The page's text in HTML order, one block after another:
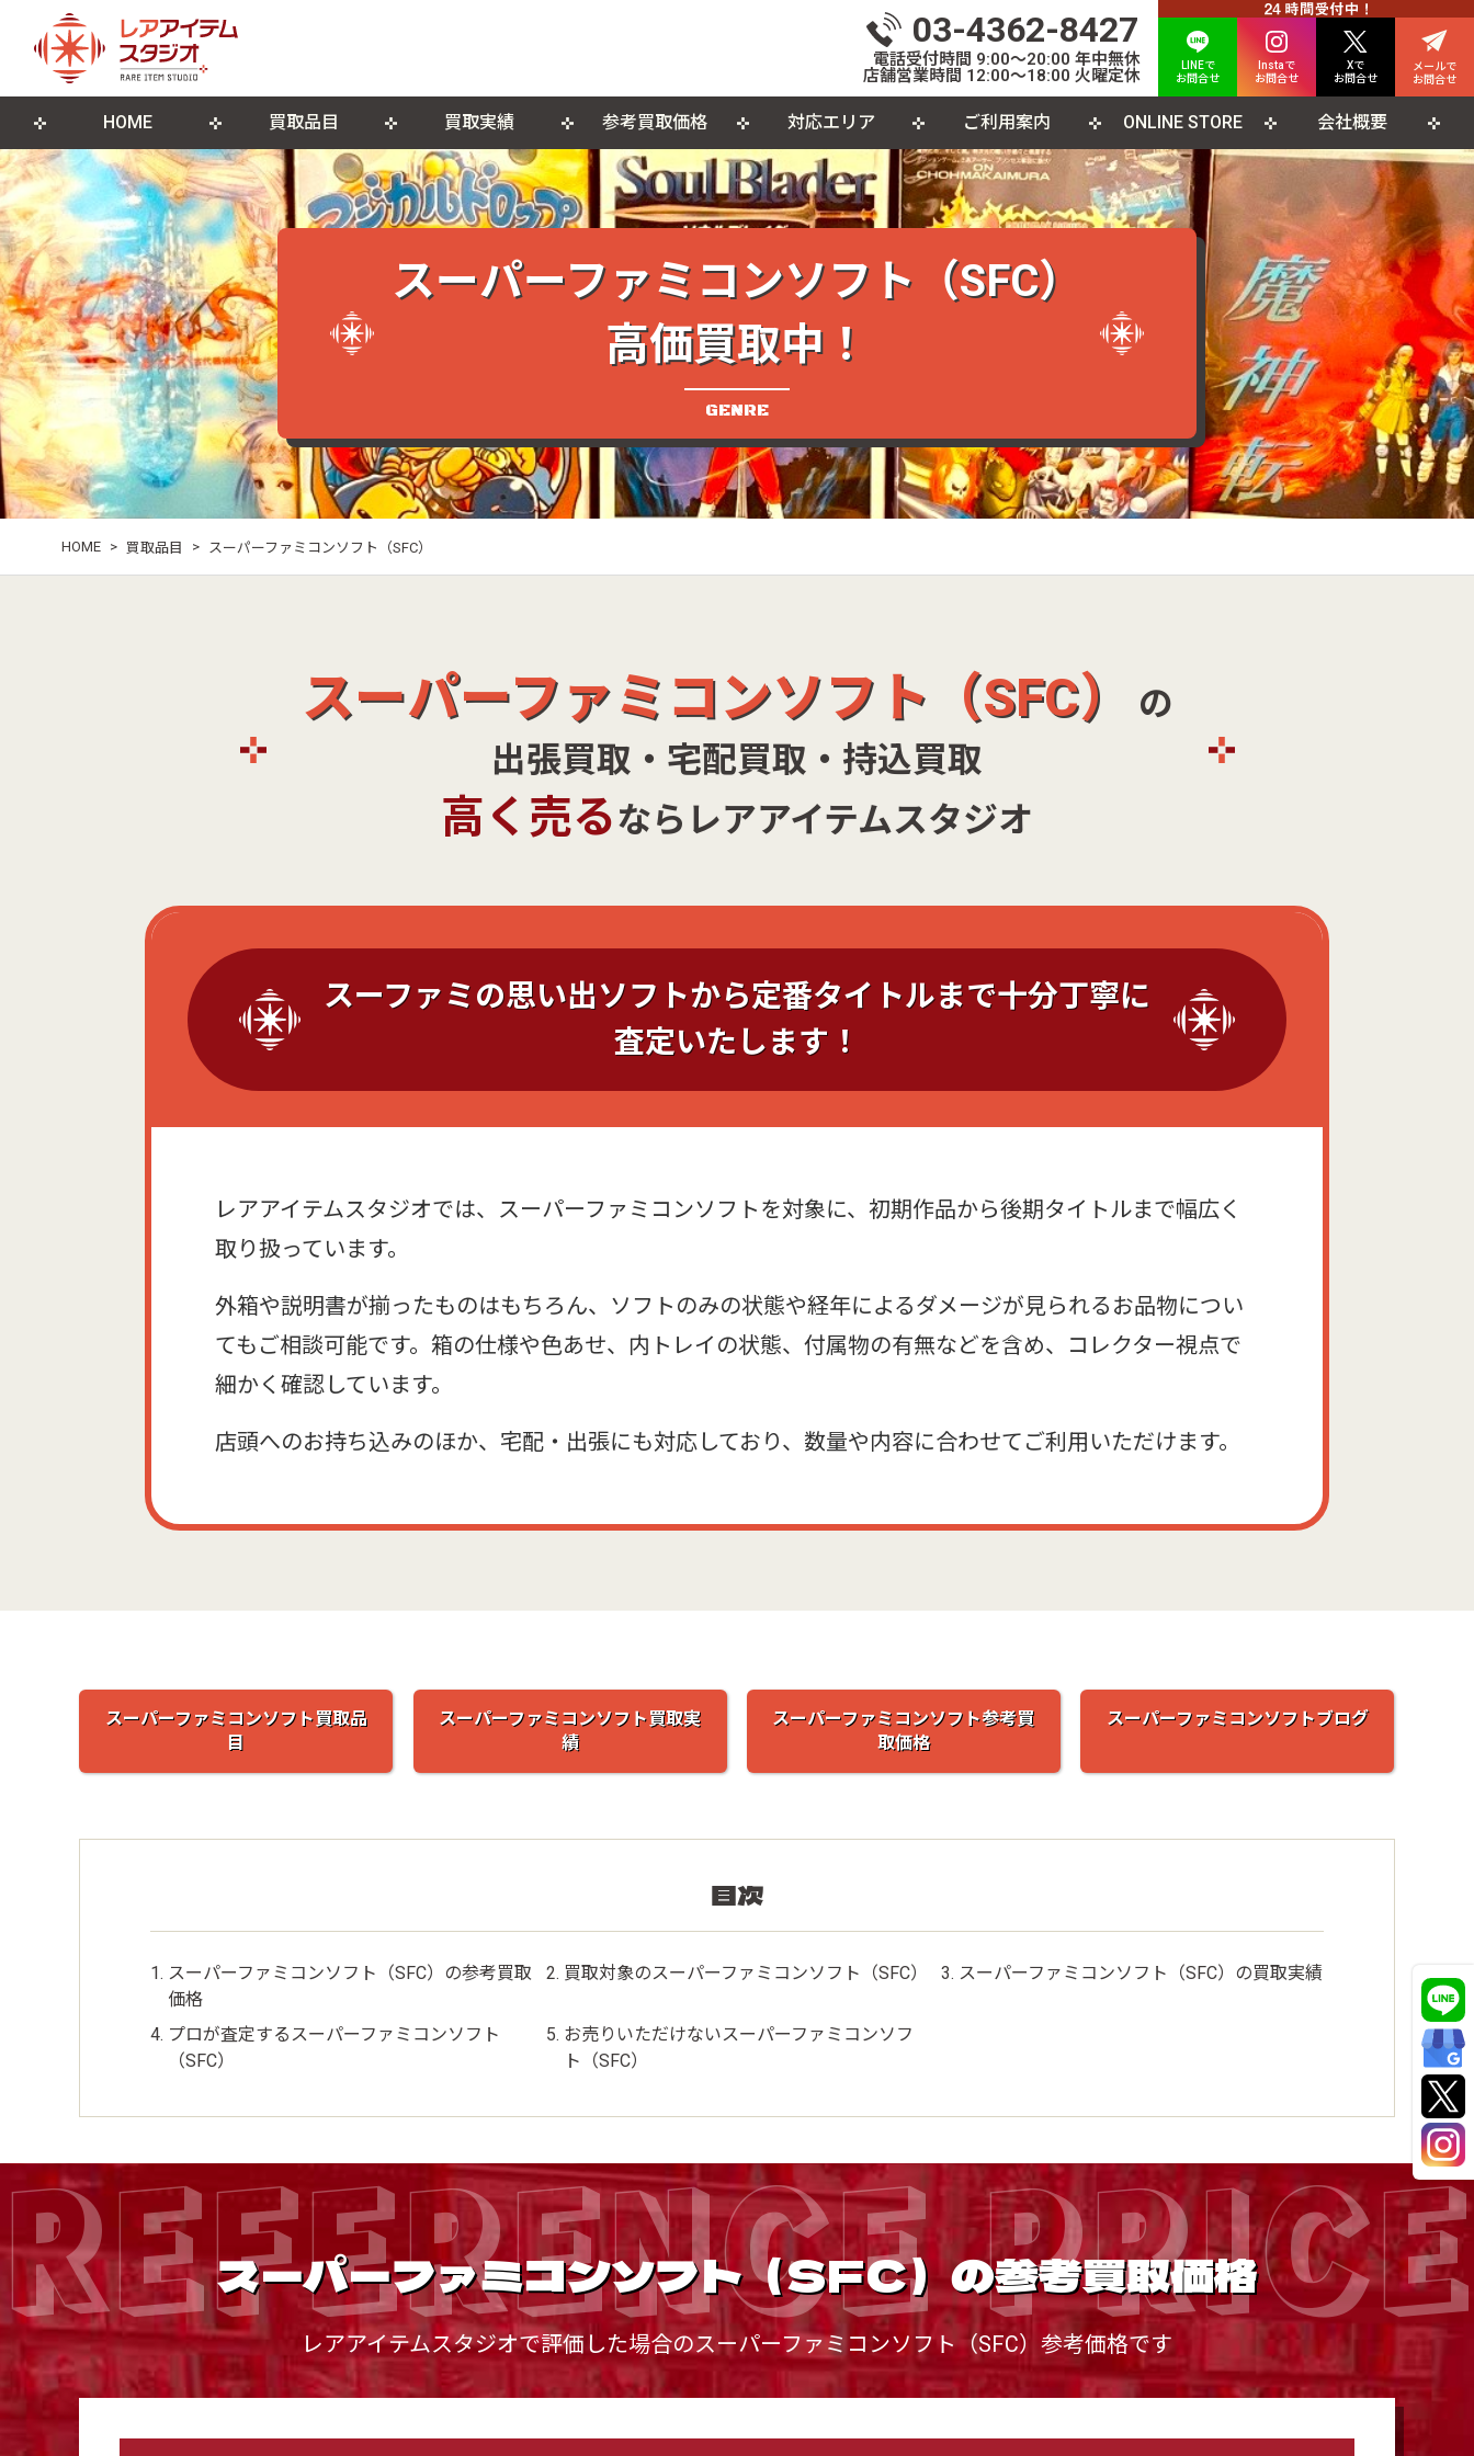
03-4362-8427
電話受付時間 9:00〜20:00 年中無休
店舗営業時間 12:00〜18:00 火曜定休
LINEで
お問合せ
Instaで
お問合せ
Xで
お問合せ
メールで
お問合せ
HOME 買取品目
ゲームソフト ゲーム機本体 おもちゃ カード
DVD・Blu-ray レコード カセットテープ パソコンソフト 書籍・雑誌
ポスター・紙モノ その他関連品
買取実績 参考買取価格 対応エリア ご利用案内
来店買取について 宅配買取について 出張買取について LINE査定について
遺品整理・生前整理
ONLINE STORE 会社概要
店舗概要 ブログ おしらせ 個人情報保護方針
古物営業法に基づく表記
スーパーファミコンソフト（SFC）
高価買取中！
GENRE
HOME > 買取品目 > スーパーファミコンソフト（SFC）
スーパーファミコンソフト（SFC）
の
出張買取・宅配買取・持込買取
高く売るならレアアイテムスタジオ
スーファミの思い出ソフトから定番タイトルまで十分丁寧に
査定いたします！
レアアイテムスタジオでは、スーパーファミコンソフトを対象に、初期作品から後期タイトルまで幅広く
取り扱っています。
外箱や説明書が揃ったものはもちろん、ソフトのみの状態や経年によるダメージが見られるお品物につい
てもご相談可能です。箱の仕様や色あせ、内トレイの状態、付属物の有無などを含め、コレクター視点で
細かく確認しています。
店頭へのお持ち込みのほか、宅配・出張にも対応しており、数量や内容に合わせてご利用いただけます。
スーパーファミコンソフト買取品
目
スーパーファミコンソフト買取実
績
スーパーファミコンソフト参考買
取価格
スーパーファミコンソフトブログ
目次
スーパーファミコンソフト（SFC）の参考買取
価格
買取対象のスーパーファミコンソフト（SFC） スーパーファミコンソフト（SFC）の買取実績
プロが査定するスーパーファミコンソフト
（SFC）
お売りいただけないスーパーファミコンソフ
ト（SFC）
REFERENCE PRICE
スーパーファミコンソフト（SFC）の参考買取価格
レアアイテムスタジオで評価した場合のスーパーファミコンソフト（SFC）参考価格です